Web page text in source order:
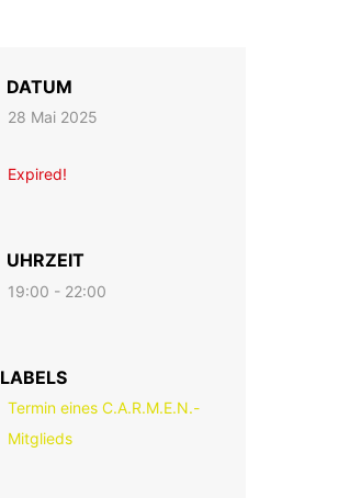
DATUM
28 Mai 2025
Expired!
UHRZEIT
19:00 - 22:00
LABELS
Termin eines C.A.R.M.E.N.-
Mitglieds